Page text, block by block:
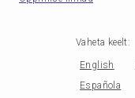
Vaheta keelt:
English
Española